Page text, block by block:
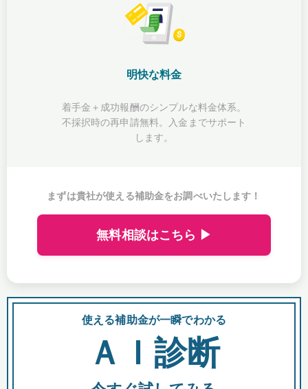
明快な料金
着手金＋成功報酬のシンプルな料金体系。
不採択時の再申請無料。入金までサポート
します。
まずは貴社が使える補助金をお調べいたします！
無料相談はこちら ▶
使える補助金が一瞬でわかる
ＡＩ診断